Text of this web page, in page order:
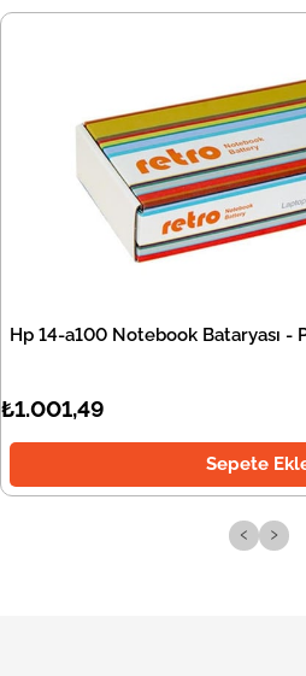
Hp 14-a100 Notebook Bataryası -
₺1.001,49
Sepete
‹ ›